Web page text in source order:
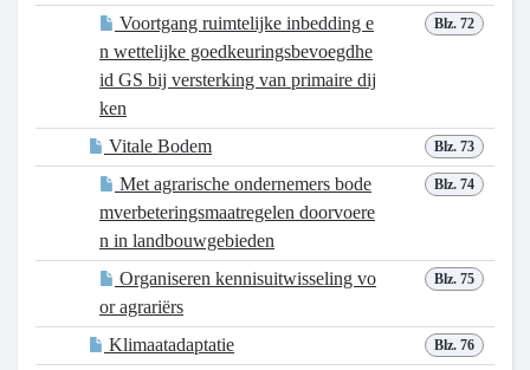
Blz. 72
Voortgang ruimtelijke inbedding e
n wettelijke goedkeuringsbevoegdhe
id GS bij versterking van primaire dij
ken
Blz. 73
Vitale Bodem
Blz. 74
Met agrarische ondernemers bode
mverbeteringsmaatregelen doorvoere
n in landbouwgebieden
Blz. 75
Organiseren kennisuitwisseling vo
or agrariërs
Blz. 76
Klimaatadaptatie